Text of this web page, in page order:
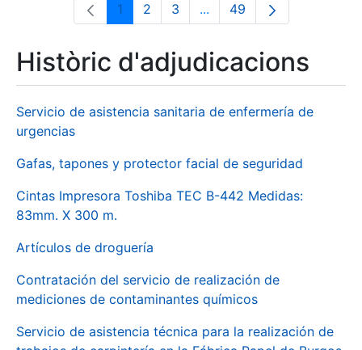
Pàgina
1 Pàgina
2 Pàgina
3 ...Pàgines intermèdies
Pàgina
49
Històric d'adjudicacions
Servicio de asistencia sanitaria de enfermería de
urgencias
Gafas, tapones y protector facial de seguridad
Cintas Impresora Toshiba TEC B-442 Medidas:
83mm. X 300 m.
Artículos de droguería
Contratación del servicio de realización de
mediciones de contaminantes químicos
Servicio de asistencia técnica para la realización de